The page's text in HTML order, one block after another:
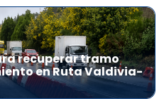
recuperar tramo
en Ruta Valdivia-